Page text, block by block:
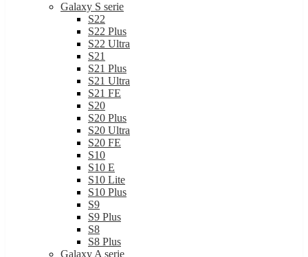
Galaxy S serie
S22
S22 Plus
S22 Ultra
S21
S21 Plus
S21 Ultra
S21 FE
S20
S20 Plus
S20 Ultra
S20 FE
S10
S10 E
S10 Lite
S10 Plus
S9
S9 Plus
S8
S8 Plus
Galaxy A serie